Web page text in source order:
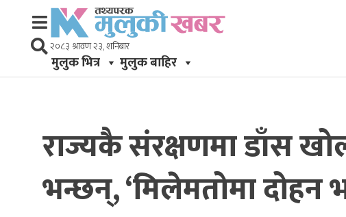
२०८३ श्रावण २३, शनिबार
मुलुक भित्र मुलुक बाहिर
राज्यकै संरक्षणमा डाँस
भन्छन्, ‘मिलेमतोमा दोहन